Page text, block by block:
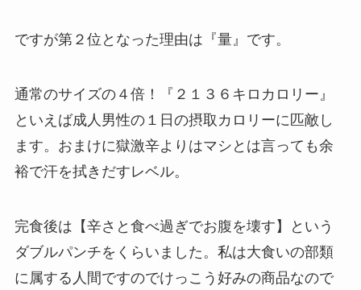
ですが第２位となった理由は『量』です。
通常のサイズの４倍！『２１３６キロカロリー』
といえば成人男性の１日の摂取カロリーに匹敵し
ます。おまけに獄激辛よりはマシとは言っても余
裕で汗を拭きだすレベル。
完食後は【辛さと食べ過ぎでお腹を壊す】という
ダブルパンチをくらいました。私は大食いの部類
に属する人間ですのでけっこう好みの商品なので